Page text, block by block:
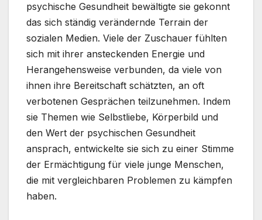
psychische Gesundheit bewältigte sie gekonnt
das sich ständig verändernde Terrain der
sozialen Medien. Viele der Zuschauer fühlten
sich mit ihrer ansteckenden Energie und
Herangehensweise verbunden, da viele von
ihnen ihre Bereitschaft schätzten, an oft
verbotenen Gesprächen teilzunehmen. Indem
sie Themen wie Selbstliebe, Körperbild und
den Wert der psychischen Gesundheit
ansprach, entwickelte sie sich zu einer Stimme
der Ermächtigung für viele junge Menschen,
die mit vergleichbaren Problemen zu kämpfen
haben.